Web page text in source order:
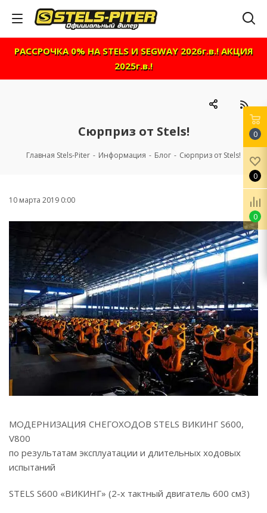
РАССРОЧКА 0% НА STELS И SEGWAY 2026г.в.! АКЦИЯ
2025г.в.!
Сюрприз от Stels!
Главная Stels-Piter - Информация - Блог - Сюрприз от Stels!
10 марта 2019 0:00
МОДЕРНИЗАЦИЯ СНЕГОХОДОВ STELS ВИКИНГ S600,
V800
по результатам эксплуатации и длительных ходовых
испытаний
STELS S600 «ВИКИНГ» (2-х тактный двигатель 600 см3)
0
0
0